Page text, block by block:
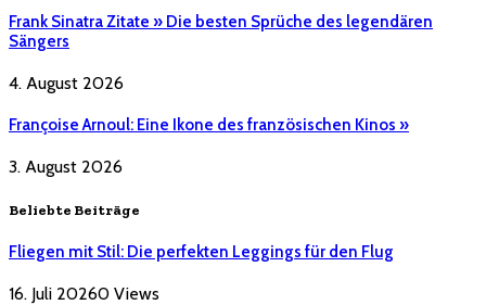
Frank Sinatra Zitate » Die besten Sprüche des legendären
Sängers
4. August 2026
Françoise Arnoul: Eine Ikone des französischen Kinos »
3. August 2026
Beliebte Beiträge
Fliegen mit Stil: Die perfekten Leggings für den Flug
16. Juli 20260 Views